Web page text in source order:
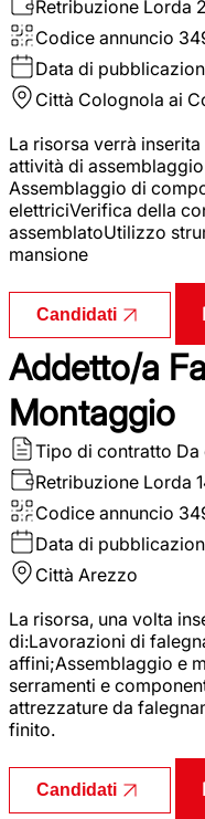
Retribuzione Lorda
Codice annuncio
Data di
Città Colognola ai
La risorsa verrà
attività di
Assemblaggio di
elettriciVerifica della
assemblatoUtilizzo
mansione
Candidati
Addetto/a
Montaggio
Tipo di contratto Da
Retribuzione Lorda
Codice annuncio
Data di
Città Arezzo
La risorsa, una volta
di:Lavorazioni di
affini;Assemblaggio e
serramenti e
attrezzature da
finito.
Candidati